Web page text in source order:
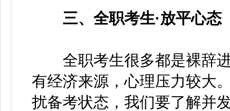
三、全职考生·放平心态
全职考生很多都是裸辞进
有经济来源，心理压力较大
扰备考状态，我们要了解并